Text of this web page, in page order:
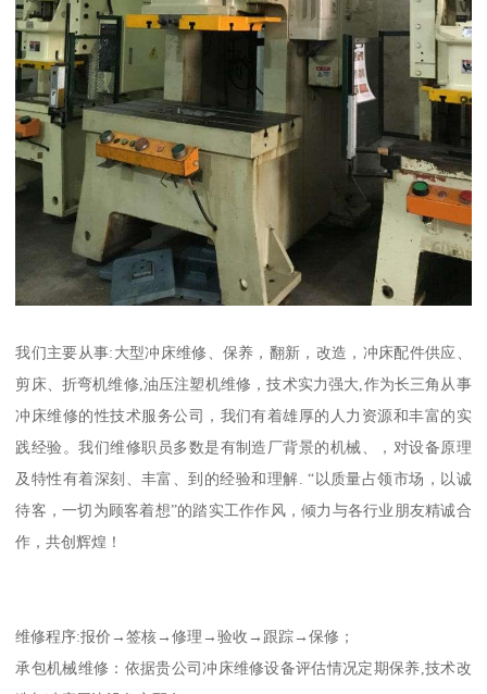
我们主要从事:大型冲床维修、保养，翻新，改造，冲床配件供应、
剪床、折弯机维修,油压注塑机维修，技术实力强大,作为长三角从事
冲床维修的性技术服务公司，我们有着雄厚的人力资源和丰富的实
践经验。我们维修职员多数是有制造厂背景的机械、，对设备原理
及特性有着深刻、丰富、到的经验和理解. “以质量占领市场，以诚
待客，一切为顾客着想”的踏实工作作风，倾力与各行业朋友精诚合
作，共创辉煌！
维修程序:报价→签核→修理→验收→跟踪→保修；
承包机械维修：依据贵公司冲床维修设备评估情况定期保养,技术改